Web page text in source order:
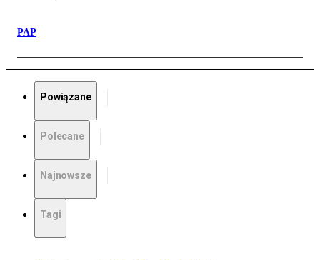
PAP
Powiązane
Polecane
Najnowsze
Tagi